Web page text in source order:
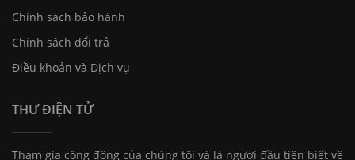
Chính sách bảo hành
Chính sách đổi trả
Điều khoản và Dịch vụ
THƯ ĐIỆN TỬ
Tham gia cộng đồng của chúng tôi và là người đầu tiên biết về